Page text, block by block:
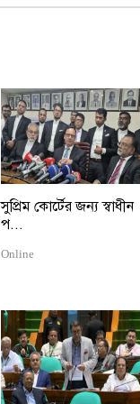
সুপ্রিম কোর্টের জন্য স্বাধীন
প...
Online